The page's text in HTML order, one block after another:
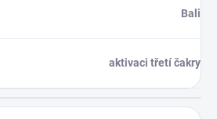
Bali
aktivaci třetí čakry